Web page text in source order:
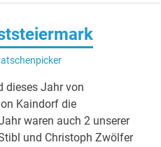
dieses Jahr von
Kaindorf die
waren auch 2 unserer
und Christoph Zwölfer